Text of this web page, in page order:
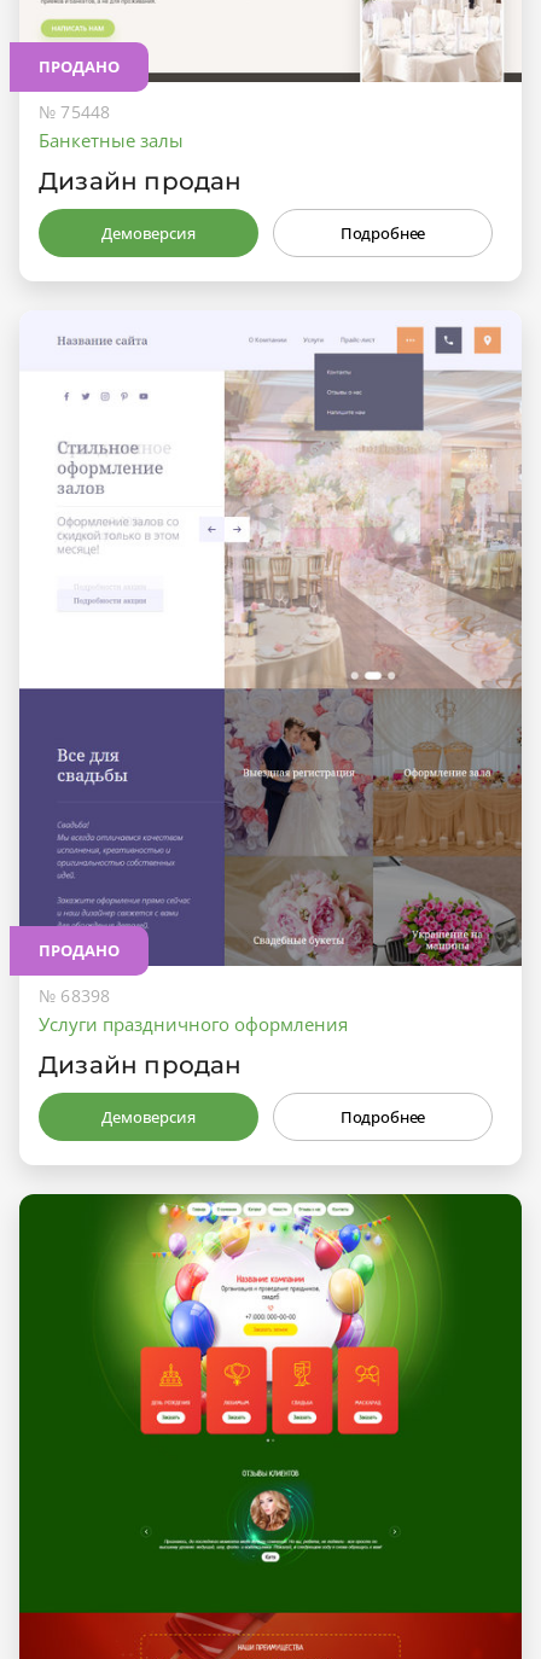
ПРОДАНО
№ 75448
Банкетные залы
Дизайн продан
Демоверсия Подробнее
ПРОДАНО
№ 68398
Услуги праздничного оформления
Дизайн продан
Демоверсия Подробнее